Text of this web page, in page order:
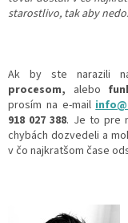
starostlivo, tak aby
Ak by ste narazili
procesom, alebo
prosím na e-mail
918 027 388. Je to pre
chybách dozvedeli a
v čo najkratšom čase